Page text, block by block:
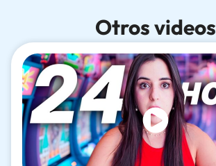
Otros videos